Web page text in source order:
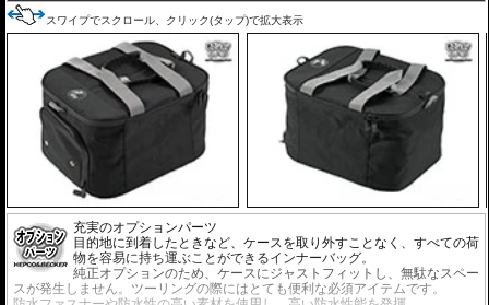
スワイプでスクロール、クリック(タップ)で拡大表示
充実のオプションパーツ
目的地に到着したときなど、ケースを取り外すことなく、すべての荷
物を容易に持ち運ぶことができるインナーバッグ。
純正オプションのため、ケースにジャストフィットし、無駄なスペー
スが発生しません。ツーリングの際にはとても便利な必須アイテムです。